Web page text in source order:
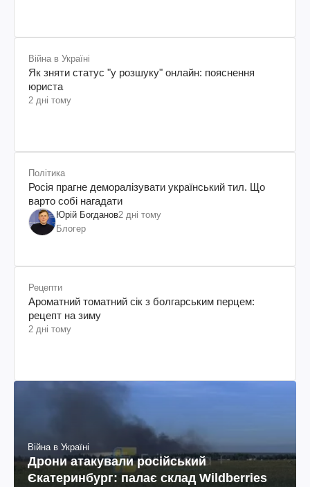
Війна в Україні
Як зняти статус "у розшуку" онлайн: пояснення
юриста
2 дні тому
Політика
Росія прагне деморалізувати український тил. Що
варто собі нагадати
Юрій Богданов2 дні тому
Блогер
Рецепти
Ароматний томатний сік з болгарським перцем:
рецепт на зиму
2 дні тому
Війна в Україні
Дрони атакували російський
Єкатеринбург: палає склад Wildberries